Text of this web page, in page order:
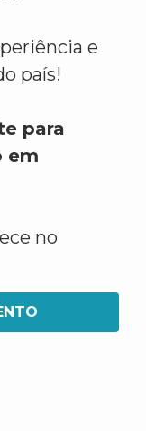
e
país!
para
em
no